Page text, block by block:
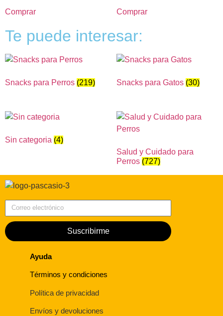
Comprar Comprar
Te puede interesar:
Snacks para Perros (219) Snacks para Gatos (30)
Sin categoria (4)
Salud y Cuidado para
Perros (727)
Suscribirme
Ayuda
Términos y condiciones
Política de privacidad
Envíos y devoluciones